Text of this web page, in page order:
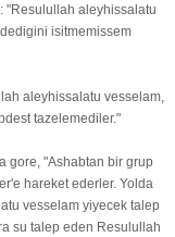
"Resulullah aleyhissalatu
isitmemissem
aleyhissalatu vesselam,
tazelemediler."
gore, "Ashabtan bir grup
hareket ederler. Yolda
vesselam yiyecek talep
su talep eden Resulullah